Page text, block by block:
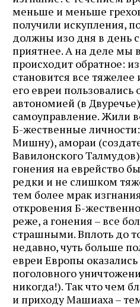
меньше и меньше
получили искупления,
должны изо дня в день
приятнее. А на деле мы
происходит обратное:
становится все тяжелее
его евреи пользовались
автономией (в
самоуправление. Жили
Б-жественные
Мишну), амораи
Вавилонского
гонения на еврейство
редки и не слишком
тем более мрак
откровения Б-
реже, а гонения – все
страшными. Вплоть до
недавно, чуть больше
евреи Европы
поголовного
никогда!). Так что чем
и приходу Машиаха –